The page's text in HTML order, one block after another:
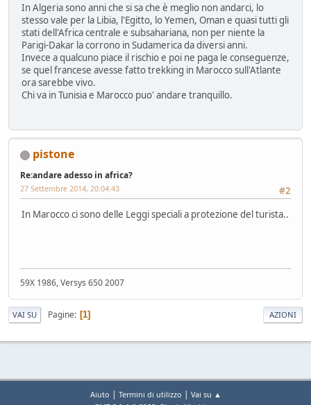
In Algeria sono anni che si sa che è meglio non andarci, lo
stesso vale per la Libia, l'Egitto, lo Yemen, Oman e quasi tutti gli
stati dell'Africa centrale e subsahariana, non per niente la
Parigi-Dakar la corrono in Sudamerica da diversi anni.
Invece a qualcuno piace il rischio e poi ne paga le conseguenze,
se quel francese avesse fatto trekking in Marocco sull'Atlante
ora sarebbe vivo.
Chi va in Tunisia e Marocco puo' andare tranquillo.
pistone
Re:andare adesso in africa?
#2
27 Settembre 2014, 20:04:43
In Marocco ci sono delle Leggi speciali a protezione del turista..
59X 1986, Versys 650 2007
VAI SU Pagine 1 AZIONI
Aiuto | Termini di utilizzo | Vai su ▲